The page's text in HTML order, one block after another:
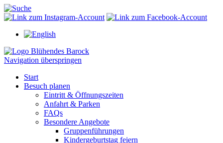
Navigation überspringen
Start
Besuch planen
Eintritt & Öffnungszeiten
Anfahrt & Parken
FAQs
Besondere Angebote
Gruppenführungen
Kindergeburtstag feiern